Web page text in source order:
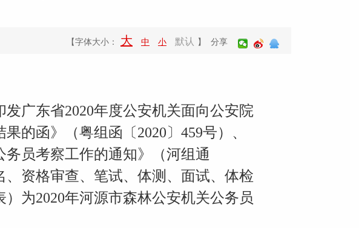
【字体大小： 大 中 小 默认 】 分享
广东省2020年度公安机关面向公安院
的函》（粤组函〔2020〕459号）、
务员考察工作的通知》（河组通
、资格审查、笔试、体测、面试、体检
为2020年河源市森林公安机关公务员